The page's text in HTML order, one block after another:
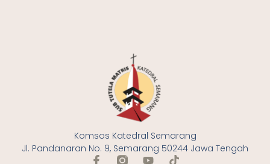
Komsos Katedral Semarang
Jl. Pandanaran No. 9, Semarang 50244 Jawa Tengah